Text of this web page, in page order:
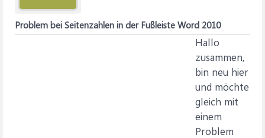
Problem bei Seitenzahlen in der Fußleiste Word 2010
Hallo
zusammen,
bin neu hier
und möchte
gleich mit
einem
Problem